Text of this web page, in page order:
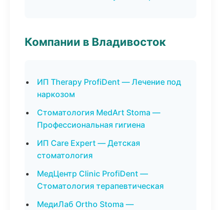
Компании в Владивосток
ИП Therapy ProfiDent — Лечение под
наркозом
Стоматология MedArt Stoma —
Профессиональная гигиена
ИП Care Expert — Детская
стоматология
МедЦентр Clinic ProfiDent —
Стоматология терапевтическая
МедиЛаб Ortho Stoma —